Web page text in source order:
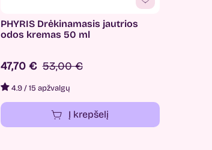
PHYRIS Drėkinamasis jautrios
odos kremas 50 ml
47,70 € 53,00 €
4.9/15 apžvalgų
Į krepšelį